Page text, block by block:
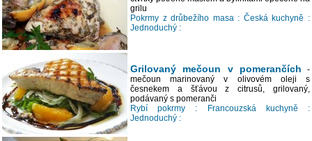
grilu
Pokrmy z drůbežího masa : Česká kuchyně :
Jednoduchý :
Grilovaný mečoun v pomerančích -
mečoun marinovaný v olivovém oleji s
česnekem a šťávou z citrusů, grilovaný,
podávaný s pomeranči
Rybí pokrmy :
Francouzská kuchyně :
Jednoduchý :